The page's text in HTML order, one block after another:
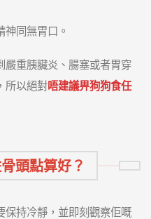
同無胃口。
嚴重胰臟炎、腸塞或者胃穿
所以絕對唔建議畀狗狗食任
頭點算好？
保持冷靜，並即刻觀察佢嘅